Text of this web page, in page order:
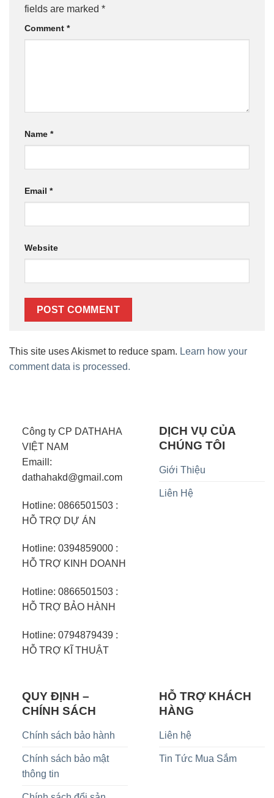
fields are marked *
Comment *
Name *
Email *
Website
This site uses Akismet to reduce spam. Learn how your
comment data is processed.
Công ty CP DATHAHA
VIỆT NAM
Emaill:
dathahakd@gmail.com
Hotline: 0866501503 :
HỖ TRỢ DỰ ÁN
Hotline: 0394859000 :
HỖ TRỢ KINH DOANH
Hotline: 0866501503 :
HỖ TRỢ BẢO HÀNH
Hotline: 0794879439 :
HỖ TRỢ KĨ THUẬT
DỊCH VỤ CỦA
CHÚNG TÔI
Giới Thiệu
Liên Hệ
QUY ĐỊNH –
CHÍNH SÁCH
Chính sách bảo hành
Chính sách bảo mật
thông tin
HỖ TRỢ KHÁCH
HÀNG
Liên hệ
Tin Tức Mua Sắm